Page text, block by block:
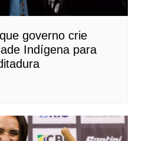
governo crie
Indígena para